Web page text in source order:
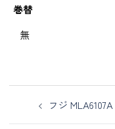
巻替
無
フジ